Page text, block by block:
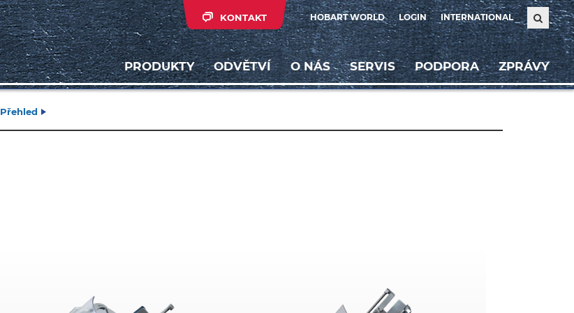
HOBART WORLD LOGIN INTERNATIONAL
KONTAKT
PRODUKTY ODVĚTVÍ O NÁS SERVIS PODPORA ZPRÁVY
Přehled